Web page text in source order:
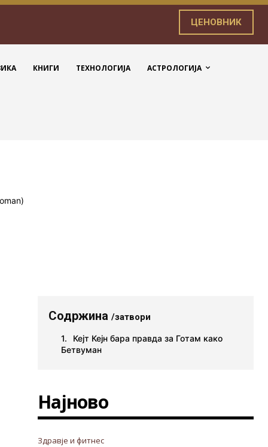
ЦЕНОВНИК
КНИГИ ТЕХНОЛОГИЈА АСТРОЛОГИЈА
Содржина/затвори
Кејт Кејн бара правда за Готам како
Бетвуман
Најново
Здравје и фитнес